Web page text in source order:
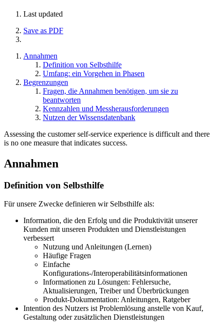
Last updated
Save as PDF
Annahmen
Definition von Selbsthilfe
Umfang: ein Vorgehen in Phasen
Begrenzungen
Fragen, die Annahmen benötigen, um sie zu
beantworten
Kennzahlen und Messherausforderungen
Nutzen der Wissensdatenbank
Assessing the customer self-service experience is difficult and there
is no one measure that indicates success.
Annahmen
Definition von Selbsthilfe
Für unsere Zwecke definieren wir Selbsthilfe als:
Information, die den Erfolg und die Produktivität unserer
Kunden mit unseren Produkten und Dienstleistungen
verbessert
Nutzung und Anleitungen (Lernen)
Häufige Fragen
Einfache
Konfigurations-/Interoperabilitätsinformationen
Informationen zu Lösungen: Fehlersuche,
Aktualisierungen, Treiber und Überbrückungen
Produkt-Dokumentation: Anleitungen, Ratgeber
Intention des Nutzers ist Problemlösung anstelle von Kauf,
Gestaltung oder zusätzlichen Dienstleistungen